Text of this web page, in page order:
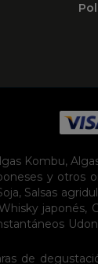
Kombu,
y otros
, Salsas
japonés,
Udon
de